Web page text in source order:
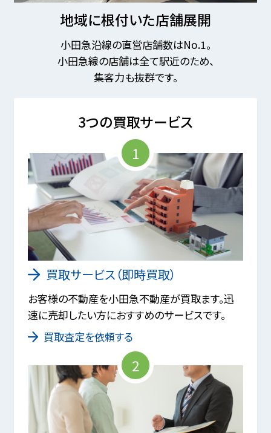
地域に根付いた店舗展開
小田急沿線の直営店舗数はNo.1。
小田急線の店舗は全て駅近のため、
集客力も抜群です。
3つの買取サービス
1
買取サービス（即時買取）
お客様の不動産を小田急不動産が買取ます。迅
速に売却したい方におすすめのサービスです。
買取査定を依頼する
2